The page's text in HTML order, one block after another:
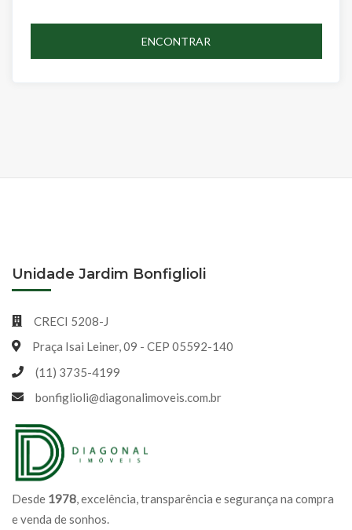
ENCONTRAR
Desde 1978, excelência, transparência e segurança na compra
e venda de sonhos.
Unidade Jardim Bonfiglioli
CRECI 5208-J
Praça Isai Leiner, 09 - CEP 05592-140
(11) 3735-4199
bonfiglioli@diagonalimoveis.com.br